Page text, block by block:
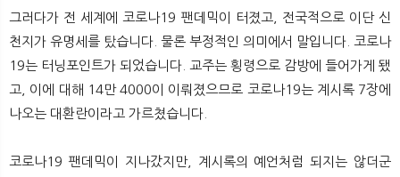
그러다가 전 세계에 코로나19 팬데믹이 터졌고, 전국적으로 이단 신
천지가 유명세를 탔습니다. 물론 부정적인 의미에서 말입니다. 코로나
19는 터닝포인트가 되었습니다. 교주는 횡령으로 감방에 들어가게 됐
고, 이에 대해 14만 4000이 이뤄졌으므로 코로나19는 계시록 7장에
나오는 대환란이라고 가르쳤습니다.
코로나19 팬데믹이 지나갔지만, 계시록의 예언처럼 되지는 않더군